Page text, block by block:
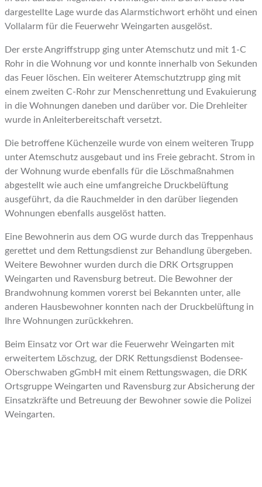
dargestellte Lage wurde das Alarmstichwort erhöht und einen
Vollalarm für die Feuerwehr Weingarten ausgelöst.
Der erste Angriffstrupp ging unter Atemschutz und mit 1-C
Rohr in die Wohnung vor und konnte innerhalb von Sekunden
das Feuer löschen. Ein weiterer Atemschutztrupp ging mit
einem zweiten C-Rohr zur Menschenrettung und Evakuierung
in die Wohnungen daneben und darüber vor. Die Drehleiter
wurde in Anleiterbereitschaft versetzt.
Die betroffene Küchenzeile wurde von einem weiteren Trupp
unter Atemschutz ausgebaut und ins Freie gebracht. Strom in
der Wohnung wurde ebenfalls für die Löschmaßnahmen
abgestellt wie auch eine umfangreiche Druckbelüftung
ausgeführt, da die Rauchmelder in den darüber liegenden
Wohnungen ebenfalls ausgelöst hatten.
Eine Bewohnerin aus dem OG wurde durch das Treppenhaus
gerettet und dem Rettungsdienst zur Behandlung übergeben.
Weitere Bewohner wurden durch die DRK Ortsgruppen
Weingarten und Ravensburg betreut. Die Bewohner der
Brandwohnung kommen vorerst bei Bekannten unter, alle
anderen Hausbewohner konnten nach der Druckbelüftung in
Ihre Wohnungen zurückkehren.
Beim Einsatz vor Ort war die Feuerwehr Weingarten mit
erweitertem Löschzug, der DRK Rettungsdienst Bodensee-
Oberschwaben gGmbH mit einem Rettungswagen, die DRK
Ortsgruppe Weingarten und Ravensburg zur Absicherung der
Einsatzkräfte und Betreuung der Bewohner sowie die Polizei
Weingarten.